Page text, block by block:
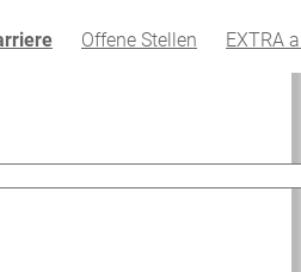
Offene Stellen EXTRA